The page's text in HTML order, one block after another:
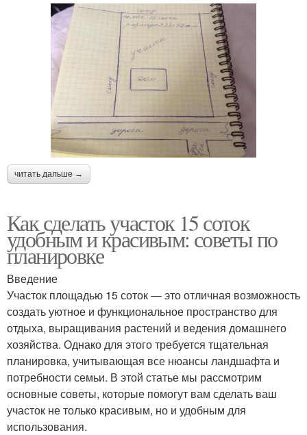
читать дальше →
Как сделать участок 15 соток
удобным и красивым: советы по
планировке
Введение
Участок площадью 15 соток — это отличная возможность
создать уютное и функциональное пространство для
отдыха, выращивания растений и ведения домашнего
хозяйства. Однако для этого требуется тщательная
планировка, учитывающая все нюансы ландшафта и
потребности семьи. В этой статье мы рассмотрим
основные советы, которые помогут вам сделать ваш
участок не только красивым, но и удобным для
использования.